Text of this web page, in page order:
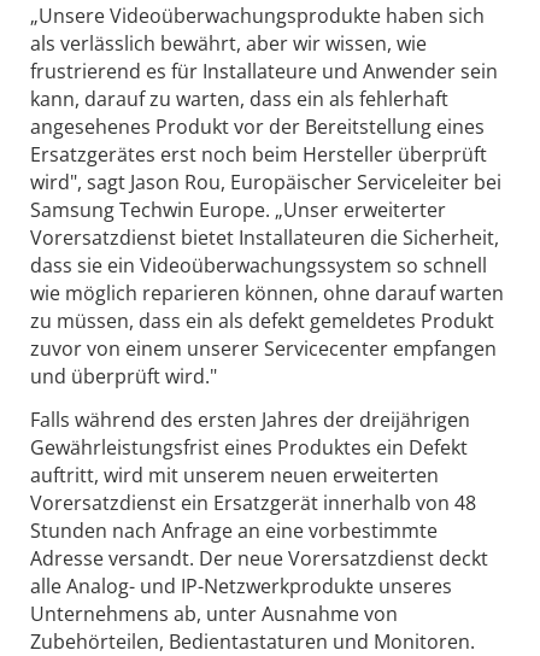
„Unsere Videoüberwachungsprodukte haben sich
als verlässlich bewährt, aber wir wissen, wie
frustrierend es für Installateure und Anwender sein
kann, darauf zu warten, dass ein als fehlerhaft
angesehenes Produkt vor der Bereitstellung eines
Ersatzgerätes erst noch beim Hersteller überprüft
wird", sagt Jason Rou, Europäischer Serviceleiter bei
Samsung Techwin Europe. „Unser erweiterter
Vorersatzdienst bietet Installateuren die Sicherheit,
dass sie ein Videoüberwachungssystem so schnell
wie möglich reparieren können, ohne darauf warten
zu müssen, dass ein als defekt gemeldetes Produkt
zuvor von einem unserer Servicecenter empfangen
und überprüft wird."
Falls während des ersten Jahres der dreijährigen
Gewährleistungsfrist eines Produktes ein Defekt
auftritt, wird mit unserem neuen erweiterten
Vorersatzdienst ein Ersatzgerät innerhalb von 48
Stunden nach Anfrage an eine vorbestimmte
Adresse versandt. Der neue Vorersatzdienst deckt
alle Analog- und IP-Netzwerkprodukte unseres
Unternehmens ab, unter Ausnahme von
Zubehörteilen, Bedientastaturen und Monitoren.